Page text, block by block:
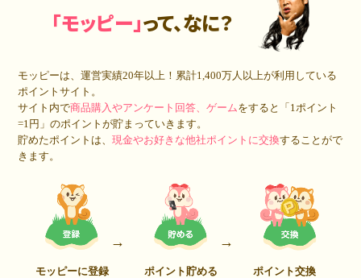
「モッピー」って、なに？
モッピーは、運営実績20年以上！累計1,400万人 以上が利用している
ポイントサイト。
サイト内で商品購入やアンケート回答、ゲームをすると「1ポイント
=1円」のポイントが貯まっていきます。
貯めたポイントは、現金やお好きな他社ポイントに交換することがで
きます。
モッピーに登録 ポイント貯める ポイント交換